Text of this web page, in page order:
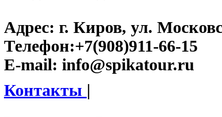
Адрес: г. Киров, ул.
Телефон:+7(908)911-66-15
E-mail: info@spikatour.ru
Контакты |